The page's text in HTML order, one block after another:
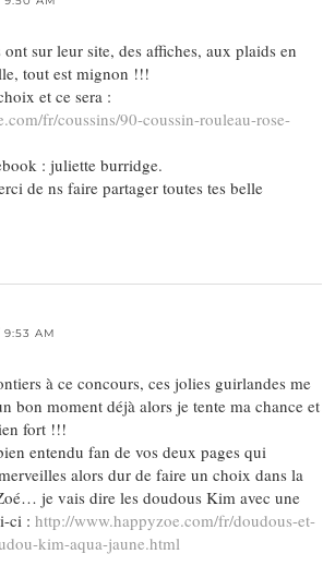
ont sur leur site, des affiches, aux plaids en
tout est mignon !!!
et ce sera :
fr/coussins/90-coussin-rouleau-rose-
: juliette burridge.
de ns faire partager toutes tes belle
AM
à ce concours, ces jolies guirlandes me
bon moment déjà alors je tente ma chance et
fort !!!
entendu fan de vos deux pages qui
alors dur de faire un choix dans la
je vais dire les doudous Kim avec une
ci : http://www.happyzoe.com/fr/doudous-et-
kim-aqua-jaune.html